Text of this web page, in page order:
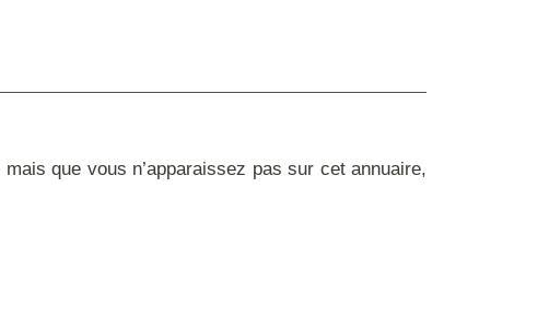
mais que vous n’apparaissez pas sur cet annuaire,